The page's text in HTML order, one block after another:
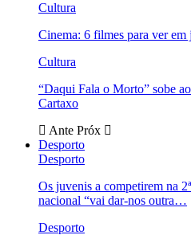
Cultura
Cinema: 6 filmes para ver
Cultura
“Daqui Fala o Morto” sobe
Cartaxo
Ante Próx
Desporto
Desporto
Os juvenis a competirem na
nacional “vai dar-nos outra…
Desporto